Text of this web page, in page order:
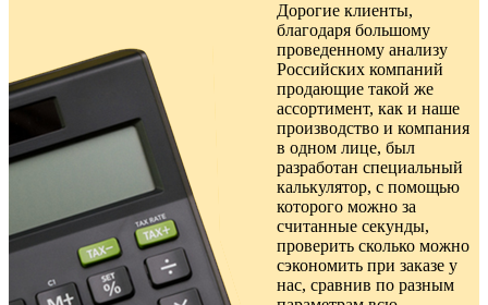
Дорогие клиенты,
благодаря большому
проведенному анализу
Российских компаний
продающие такой же
ассортимент, как и наше
производство и компания
в одном лице, был
разработан специальный
калькулятор, с помощью
которого можно за
считанные секунды,
проверить сколько можно
сэкономить при заказе у
нас, сравнив по разным